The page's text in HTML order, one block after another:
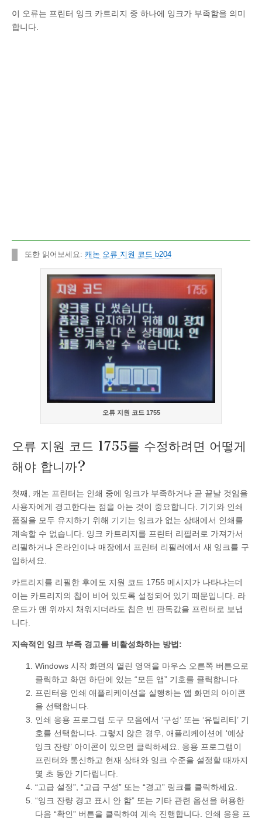
이 오류는 프린터 잉크 카트리지 중 하나에 잉크가 부족함을 의미
합니다.
또한 읽어보세요: 캐논 오류 지원 코드 b204
오류 지원 코드 1755
오류 지원 코드 1755를 수정하려면 어떻게
해야 합니까?
첫째, 캐논 프린터는 인쇄 중에 잉크가 부족하거나 곧 끝날 것임을
사용자에게 경고한다는 점을 아는 것이 중요합니다. 기기와 인쇄
품질을 모두 유지하기 위해 기기는 잉크가 없는 상태에서 인쇄를
계속할 수 없습니다. 잉크 카트리지를 프린터 리필러로 가져가서
리필하거나 온라인이나 매장에서 프린터 리필러에서 새 잉크를 구
입하세요.
카트리지를 리필한 후에도 지원 코드 1755 메시지가 나타나는데
이는 카트리지의 칩이 비어 있도록 설정되어 있기 때문입니다. 라
운드가 맨 위까지 채워지더라도 칩은 빈 판독값을 프린터로 보냅
니다.
지속적인 잉크 부족 경고를 비활성화하는 방법:
Windows 시작 화면의 열린 영역을 마우스 오른쪽 버튼으로
클릭하고 화면 하단에 있는 “모든 앱” 기호를 클릭합니다.
프린터용 인쇄 애플리케이션을 실행하는 앱 화면의 아이콘
을 선택합니다.
인쇄 응용 프로그램 도구 모음에서 ‘구성’ 또는 ‘유틸리티’ 기
호를 선택합니다. 그렇지 않은 경우, 애플리케이션에 ‘예상
잉크 잔량’ 아이콘이 있으면 클릭하세요. 응용 프로그램이
프린터와 통신하고 현재 상태와 잉크 수준을 설정할 때까지
몇 초 동안 기다립니다.
“고급 설정”, “고급 구성” 또는 “경고” 링크를 클릭하세요.
“잉크 잔량 경고 표시 안 함” 또는 기타 관련 옵션을 허용한
다음 “확인” 버튼을 클릭하여 계속 진행합니다. 인쇄 응용 프